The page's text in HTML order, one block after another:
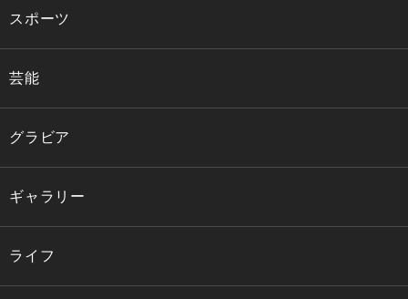
スポーツ
芸能
グラビア
ギャラリー
ライフ